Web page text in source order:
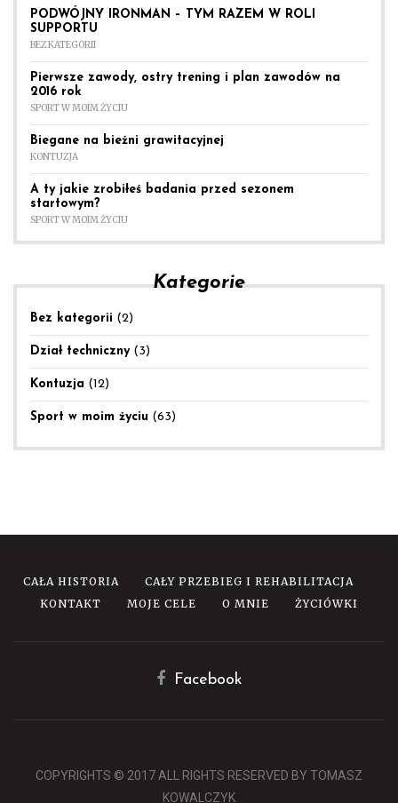
PODWÓJNY IRONMAN – TYM RAZEM W ROLI
SUPPORTU
BEZ KATEGORII
Pierwsze zawody, ostry trening i plan zawodów na
2016 rok
SPORT W MOIM ŻYCIU
Biegane na bieżni grawitacyjnej
KONTUZJA
A ty jakie zrobiłeś badania przed sezonem
startowym?
SPORT W MOIM ŻYCIU
Kategorie
Bez kategorii (2)
Dział techniczny(3)
Kontuzja (12)
Sport w moim życiu (63)
CAŁA HISTORIA
CAŁY PRZEBIEG I REHABILITACJA
KONTAKT
MOJE CELE O MNIE ŻYCIÓWKI
Facebook
COPYRIGHTS © 2017 ALL RIGHTS RESERVED BY TOMASZ
KOWALCZYK